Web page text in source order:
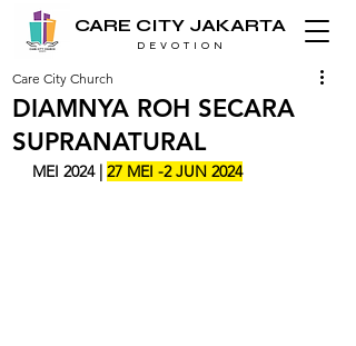
CARE CITY JAKARTA
D E V O T I O N
DIAMNYA ROH SECARA
SUPRANATURAL
Care City Church
MEI 2024 | 27 MEI -2 JUN 2024